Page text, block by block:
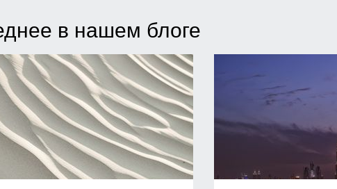
в нашем блоге